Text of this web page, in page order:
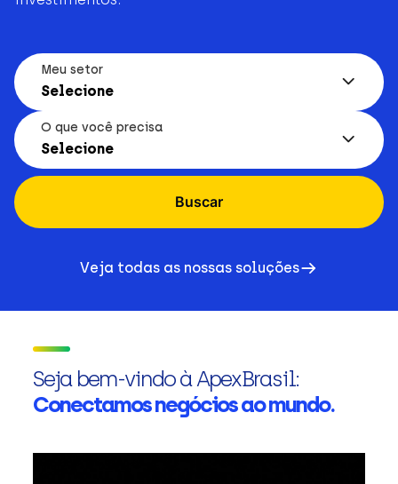
Meu setor
Selecione
O que você precisa
Selecione
Buscar
Veja todas as nossas soluções
Seja bem-vindo à ApexBrasil:
Conectamos negócios ao mundo.